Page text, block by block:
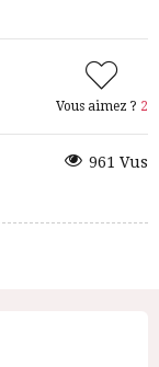
Vous aimez ? 2
961 Vus